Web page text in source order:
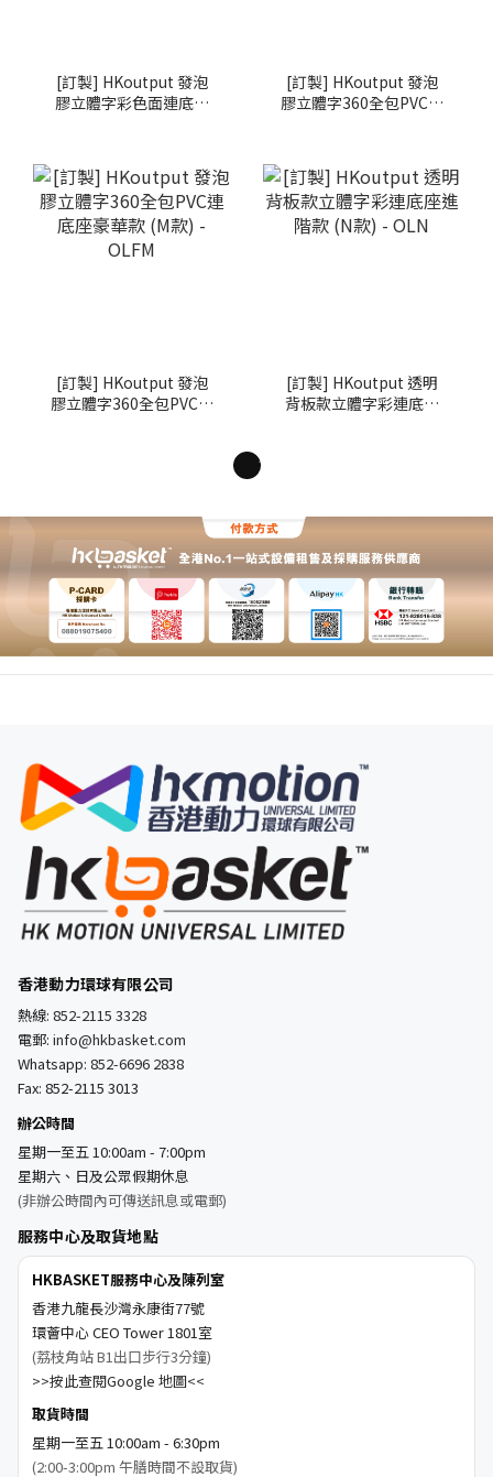
[訂製] HKoutput 發泡
膠立體字彩色面連底座
[訂製] HKoutput 發泡
膠立體字360全包PVC連
[訂製] HKoutput 發泡
膠立體字360全包PVC連
[訂製] HKoutput 透明
背板款立體字彩連底座
1
香港動力環球有限公司
熱線: 852-2115 3328
電郵: info@hkbasket.com
Whatsapp: 852-6696 2838
Fax: 852-2115 3013
辦公時間
星期一至五 10:00am - 7:00pm
星期六、日及公眾假期休息
(非辦公時間內可傳送訊息或電郵)
服務中心及取貨地點
HKBASKET服務中心及陳列室
香港九龍長沙灣永康街77號
環薈中心 CEO Tower 1801室
(荔枝角站 B1出口步行3分鐘)
>>按此查閱Google 地圖<<
取貨時間
星期一至五 10:00am - 6:30pm
(2:00-3:00pm 午膳時間不設取貨)